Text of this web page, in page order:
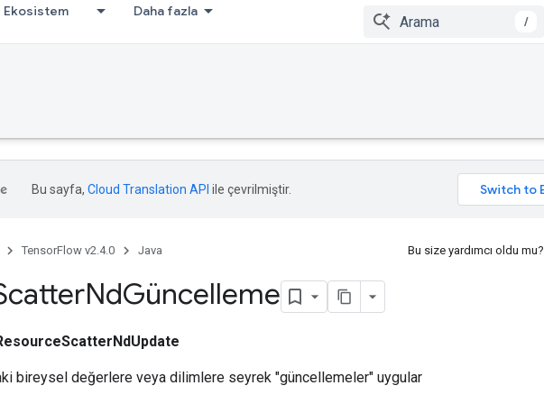
Ekosistem Daha fazla
/
Bu sayfa, Cloud Translation API ile çevrilmiştir.
TensorFlow v2.4.0 Java Bu size yardımcı oldu mu?
NdGüncelleme
bireysel değerlere veya dilimlere seyrek "güncellemeler" uygular